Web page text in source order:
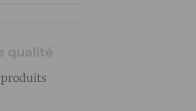
qualité